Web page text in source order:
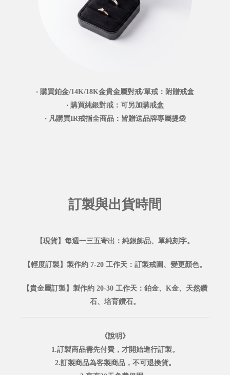
‧ 購買鉑金/14K/18K金貴金屬對戒/單戒：附贈戒盒
‧ 購買純銀對戒：可另加購戒盒
‧ 凡購買IR戒指全商品：皆贈送品牌專屬提袋
訂製與出貨時間
【現貨】每週一三五寄出：純銀飾品、單純刻字。
【輕度訂製】製作約 7-20 工作天：訂製戒圍、變更顏色。
【貴金屬訂製】製作約 20-30 工作天：鉑金、K金、天然鑽
石、培育鑽石。
《說明》
1.訂製商品需先付費，才開始進行訂製。
2.訂製商品為客製商品，不可退換貨。